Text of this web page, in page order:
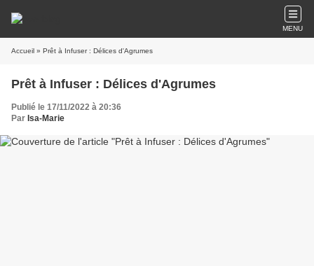
MENU
Accueil » Prêt à Infuser : Délices d'Agrumes
Prêt à Infuser : Délices d'Agrumes
Publié le 17/11/2022 à 20:36
Par Isa-Marie